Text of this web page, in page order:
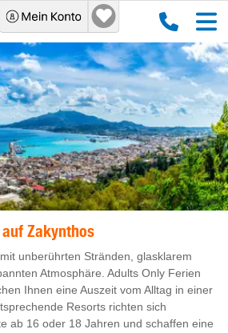
Zakynthos
unberührten Stränden, glasklarem
Atmosphäre. Adults Only Ferien
Ihnen eine Auszeit vom Alltag in einer
Resorts richten sich
ab 16 oder 18 Jahren und schaffen eine